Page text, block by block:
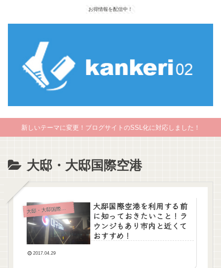
お得情報を配信中！
新しいテーマに変更！ブログサイトのSSL化に対応しました！
大邸・大邸国際空港
大
邸・大邸国際空港
大邸国際空港を利用する前
に知っておきたいこと！ラ
ウンジもあり市内と近くて
おすすめ！
2017.04.29